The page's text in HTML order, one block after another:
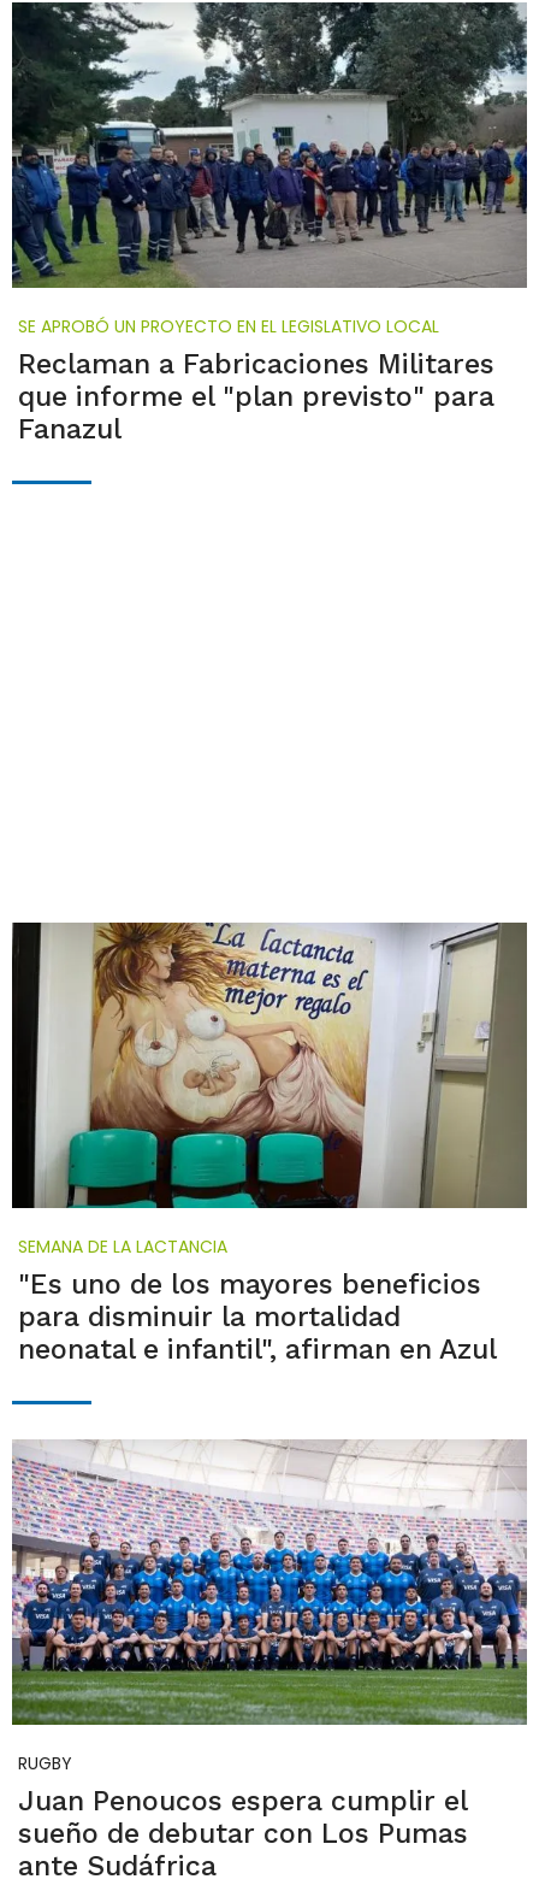
SE APROBÓ UN PROYECTO EN EL LEGISLATIVO LOCAL
Reclaman a Fabricaciones Militares
que informe el "plan previsto" para
Fanazul
SEMANA DE LA LACTANCIA
"Es uno de los mayores beneficios
para disminuir la mortalidad
neonatal e infantil", afirman en Azul
RUGBY
Juan Penoucos espera cumplir el
sueño de debutar con Los Pumas
ante Sudáfrica